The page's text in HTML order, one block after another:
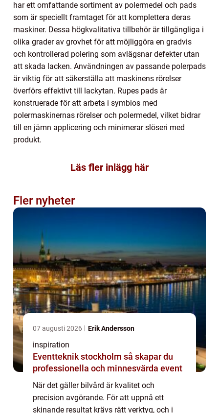
har ett omfattande sortiment av polermedel och pads
som är speciellt framtaget för att komplettera deras
maskiner. Dessa högkvalitativa tillbehör är tillgängliga i
olika grader av grovhet för att möjliggöra en gradvis
och kontrollerad polering som avlägsnar defekter utan
att skada lacken. Användningen av passande polerpads
är viktig för att säkerställa att maskinens rörelser
överförs effektivt till lackytan. Rupes pads är
konstruerade för att arbeta i symbios med
polermaskinernas rörelser och polermedel, vilket bidrar
till en jämn applicering och minimerar slöseri med
produkt.
Läs fler inlägg här
Fler nyheter
07 augusti 2026 Erik Andersson
inspiration
Eventteknik stockholm så skapar du
professionella och minnesvärda event
När det gäller bilvård är kvalitet och
precision avgörande. För att uppnå ett
skinande resultat krävs rätt verktyg, och i